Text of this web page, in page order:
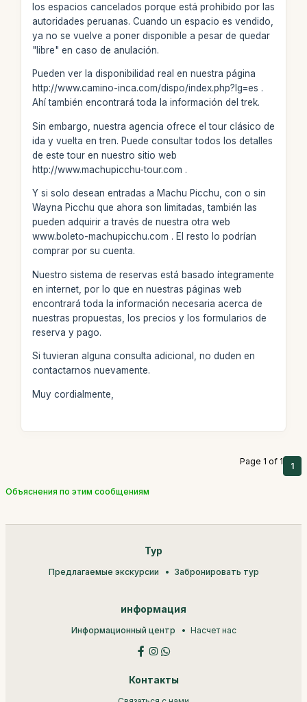
los espacios cancelados porque está prohibido por las
autoridades peruanas. Cuando un espacio es vendido,
ya no se vuelve a poner disponible a pesar de quedar
"libre" en caso de anulación.
Pueden ver la disponibilidad real en nuestra página
http://www.camino-inca.com/dispo/index.php?lg=es .
Ahí también encontrará toda la información del trek.
Sin embargo, nuestra agencia ofrece el tour clásico de
ida y vuelta en tren. Puede consultar todos los detalles
de este tour en nuestro sitio web
http://www.machupicchu-tour.com .
Y si solo desean entradas a Machu Picchu, con o sin
Wayna Picchu que ahora son limitadas, también las
pueden adquirir a través de nuestra otra web
www.boleto-machupicchu.com . El resto lo podrían
comprar por su cuenta.
Nuestro sistema de reservas está basado íntegramente
en internet, por lo que en nuestras páginas web
encontrará toda la información necesaria acerca de
nuestras propuestas, los precios y los formularios de
reserva y pago.
Si tuvieran alguna consulta adicional, no duden en
contactarnos nuevamente.
Muy cordialmente,
Page 1 of 1 1
Объяснения по этим сообщениям
Тур
Предлагаемые экскурсии Забронировать тур
информация
Информационный центр Насчет нас
Контакты